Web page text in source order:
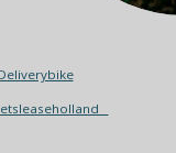
ietsleaseholland